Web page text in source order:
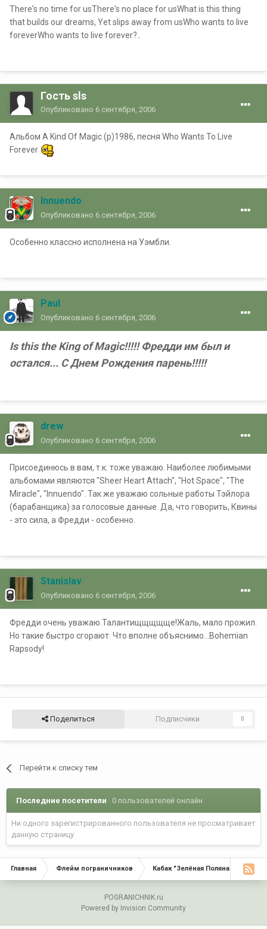
There's no time for usThere's no place for usWhat is this thing
that builds our dreams, Yet slips away from usWho wants to live
foreverWho wants to live forever?..
Гость sls
Опубликовано 6 сентября, 2006
Альбом A Kind Of Magic (p)1986, песня Who Wants To Live
Forever
Innuendo
Опубликовано 6 сентября, 2006
Особенно классно исполнена на Уэмбли.
Paul
Опубликовано 6 сентября, 2006
Is this the King of Magic!!!!! Фредди им был и
остался... С Днем Рождения парень!!!!!
drew
Опубликовано 6 сентября, 2006
Присоединюсь в вам, т.к. тоже уважаю. Наиболее любимыми
альбомами являются "Sheer Heart Attach", "Hot Space", "The
Miracle", "Innuendo". Так же уважаю сольные работы Тэйлора
(барабанщика) за голосовые данные. Да, что говорить, Квины
- это сила, а Фредди - особенно.
Stanislav
Опубликовано 6 сентября, 2006
Фредди очень уважаю.Талантищщщщще!Жаль, мало прожил.
Но такие быстро сгорают. Что вполне объяснимо...Bohemian
Rapsody!
Поделиться Подписчики 0
Перейти к списку тем
Последние посетители 0 пользователей онлайн
Ни одного зарегистрированного пользователя не просматривает
данную страницу
Главная Флейм пограничников Кабак "Зелёная Поляна"
POGRANICHNIK.ru
Powered by Invision Community